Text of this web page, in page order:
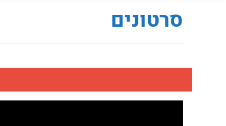
סרטונים